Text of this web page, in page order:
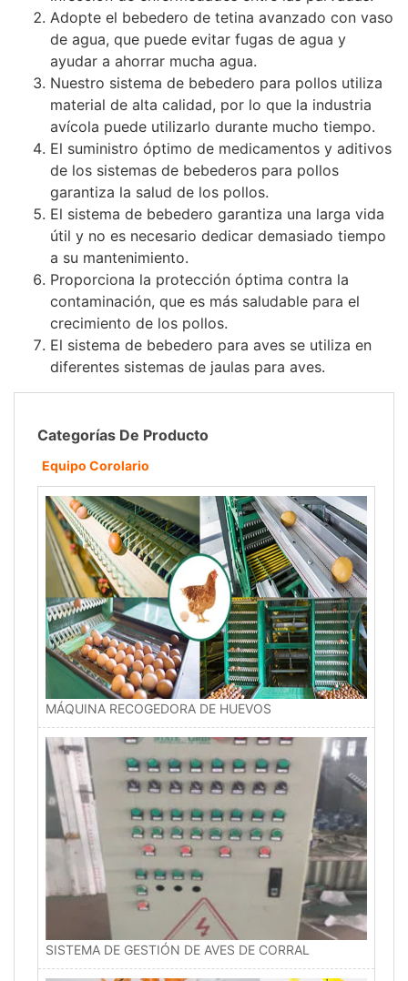
Adopte el bebedero de tetina avanzado con vaso
de agua, que puede evitar fugas de agua y
ayudar a ahorrar mucha agua.
Nuestro sistema de bebedero para pollos utiliza
material de alta calidad, por lo que la industria
avícola puede utilizarlo durante mucho tiempo.
El suministro óptimo de medicamentos y aditivos
de los sistemas de bebederos para pollos
garantiza la salud de los pollos.
El sistema de bebedero garantiza una larga vida
útil y no es necesario dedicar demasiado tiempo
a su mantenimiento.
Proporciona la protección óptima contra la
contaminación, que es más saludable para el
crecimiento de los pollos.
El sistema de bebedero para aves se utiliza en
diferentes sistemas de jaulas para aves.
Categorías De Producto
Equipo Corolario
MÁQUINA RECOGEDORA DE HUEVOS
SISTEMA DE GESTIÓN DE AVES DE CORRAL